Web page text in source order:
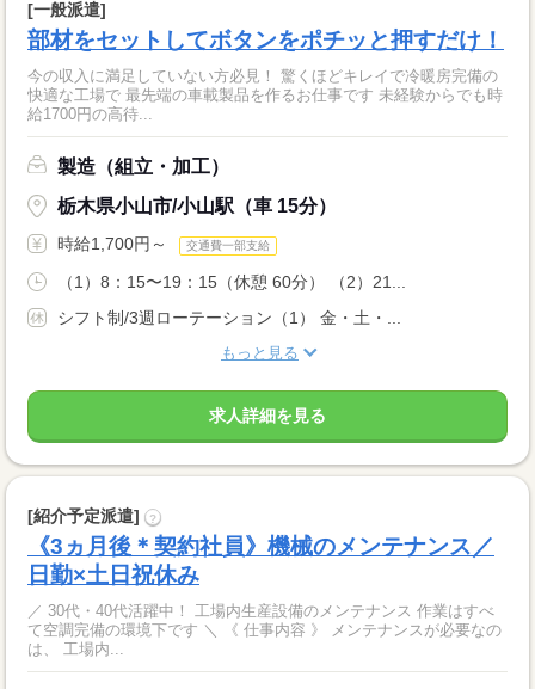
[一般派遣]
部材をセットしてボタンをポチッと押すだけ！
今の収入に満足していない方必見！ 驚くほどキレイで冷暖房完備の
快適な工場で 最先端の車載製品を作るお仕事です 未経験からでも時
給1700円の高待...
製造（組立・加工）
栃木県小山市/小山駅（車 15分）
時給1,700円～ 交通費一部支給
（1）8：15〜19：15（休憩 60分） （2）21...
シフト制/3週ローテーション（1） 金・土・...
もっと見る
求人詳細を見る
[紹介予定派遣] ?
《3ヵ月後＊契約社員》機械のメンテナンス／
日勤×土日祝休み
／ 30代・40代活躍中！ 工場内生産設備のメンテナンス 作業はすべ
て空調完備の環境下です ＼ 《 仕事内容 》 メンテナンスが必要なの
は、 工場内...